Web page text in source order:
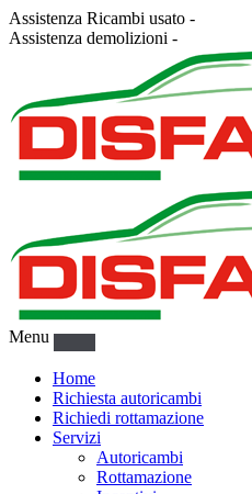
Assistenza Ricambi usato -
Assistenza demolizioni -
Menu
Home
Richiesta autoricambi
Richiedi rottamazione
Servizi
Autoricambi
Rottamazione